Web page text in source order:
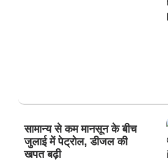
सामान्य से कम मानसून के बीच
जुलाई में पेट्रोल, डीजल की
खपत बढ़ी